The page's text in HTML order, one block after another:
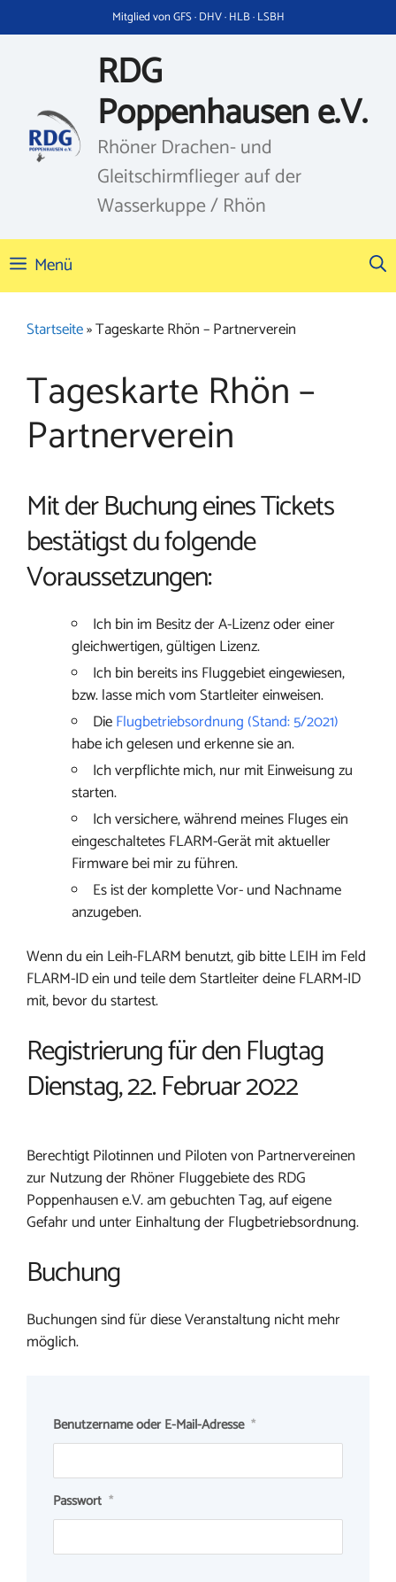
Inhalt
Mitglied von GFS · DHV · HLB · LSBH
RDG
Poppenhausen e.V.
Rhöner Drachen- und
Gleitschirmflieger auf der
Wasserkuppe / Rhön
Menü
Startseite»Tageskarte Rhön – Partnerverein
Tageskarte Rhön –
Partnerverein
Mit der Buchung eines Tickets
bestätigst du folgende
Voraussetzungen:
Ich bin im Besitz der A-Lizenz oder einer
gleichwertigen, gültigen Lizenz.
Ich bin bereits ins Fluggebiet eingewiesen,
bzw. lasse mich vom Startleiter einweisen.
DieFlugbetriebsordnung (Stand: 5/2021)
habe ich gelesen und erkenne sie an.
Ich verpflichte mich, nur mit Einweisung zu
starten.
Ich versichere, während meines Fluges ein
eingeschaltetes FLARM-Gerät mit aktueller
Firmware bei mir zu führen.
Es ist der komplette Vor- und Nachname
anzugeben.
Wenn du ein Leih-FLARM benutzt, gib bitte LEIH im Feld
FLARM-ID ein und teile dem Startleiter deine FLARM-ID
mit, bevor du startest.
Registrierung für den Flugtag
Dienstag, 22. Februar 2022
Berechtigt Pilotinnen und Piloten von Partnervereinen
zur Nutzung der Rhöner Fluggebiete des RDG
Poppenhausen e.V. am gebuchten Tag, auf eigene
Gefahr und unter Einhaltung der Flugbetriebsordnung.
Buchung
Buchungen sind für diese Veranstaltung nicht mehr
möglich.
Benutzername oder E-Mail-Adresse *
Passwort *